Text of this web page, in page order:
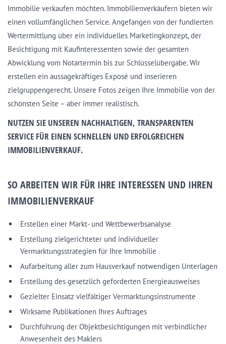
Immobilie verkaufen möchten. Immobilienverkäufern bieten wir
einen vollumfänglichen Service. Angefangen von der fundierten
Wertermittlung über ein individuelles Marketingkonzept, der
Besichtigung mit Kaufinteressenten sowie der gesamten
Abwicklung vom Notartermin bis zur Schlüsselübergabe. Wir
erstellen ein aussagekräftiges Exposé und inserieren
zielgruppengerecht. Unsere Fotos zeigen Ihre Immobilie von der
schönsten Seite – aber immer realistisch.
NUTZEN SIE UNSEREN NACHHALTIGEN, TRANSPARENTEN
SERVICE FÜR EINEN SCHNELLEN UND ERFOLGREICHEN
IMMOBILIENVERKAUF.
SO ARBEITEN WIR FÜR IHRE INTERESSEN UND IHREN
IMMOBILIENVERKAUF
Erstellen einer Markt- und Wettbewerbsanalyse
Erstellung zielgerichteter und individueller
Vermarktungsstrategien für Ihre Immobilie
Aufarbeitung aller zum Hausverkauf notwendigen Unterlagen
Erstellung des gesetzlich geforderten Energieausweises
Gezielter Einsatz vielfältiger Vermarktungsinstrumente
Wirksame Publikationen Ihres Auftrages
Durchführung der Objektbesichtigungen mit verbindlicher
Anwesenheit des Maklers